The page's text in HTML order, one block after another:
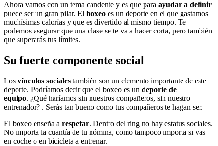
Ahora vamos con un tema candente y es que para ayudar a definir
puede ser un gran pilar. El boxeo es un deporte en el que gastamos
muchísimas calorías y que es divertido al mismo tiempo. Te
podemos asegurar que una clase se te va a hacer corta, pero también
que superarás tus límites.
Su fuerte componente social
Los vínculos sociales también son un elemento importante de este
deporte. Podríamos decir que el boxeo es un deporte de
equipo. ¿Qué haríamos sin nuestros compañeros, sin nuestro
entrenador? . Serás tan bueno como tus compañeros te hagan ser.
El boxeo enseña a respetar. Dentro del ring no hay estatus sociales.
No importa la cuantía de tu nómina, como tampoco importa si vas
en coche o en bicicleta a entrenar.